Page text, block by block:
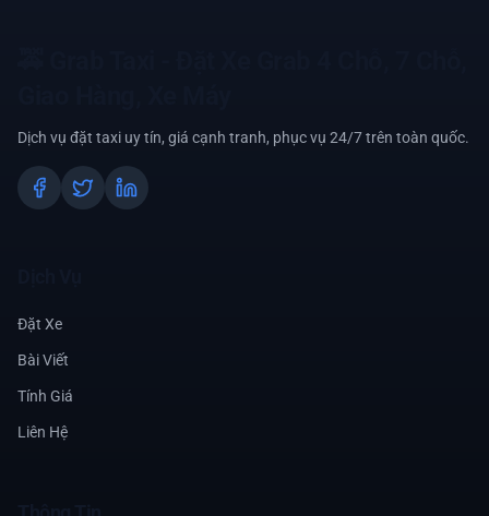
Dịch vụ đặt taxi uy tín, giá cạnh tranh, phục vụ 24/7 trên toàn quốc.
Đặt Xe
Bài Viết
Tính Giá
Liên Hệ